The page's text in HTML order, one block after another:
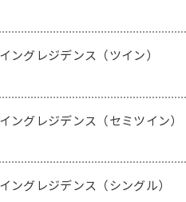
ングレジデンス（ツイン）
ングレジデンス（セミツイン）
ングレジデンス（シングル）